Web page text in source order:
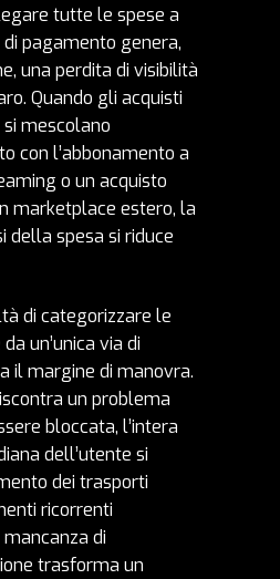
tutte le spese a
pagamento genera,
una perdita di visibilità
Quando gli acquisti
mescolano
con l’abbonamento a
o un acquisto
marketplace estero, la
della spesa si riduce
di categorizzare le
un’unica via di
il margine di manovra.
un problema
bloccata, l’intera
dell’utente si
dei trasporti
ricorrenti
di
trasforma un